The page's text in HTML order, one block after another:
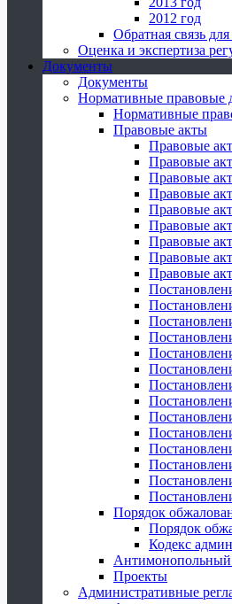
2012 год
Обратная связь
Оценка и экспертиза
Документы
Документы
Нормативные правовые
Нормативные
Правовые акты
Правовые
Правовые
Правовые
Правовые
Правовые
Правовые
Правовые
Правовые
Правовые
Порядок
Порядок
Кодекс
Антимонопольный
Проекты
Административные